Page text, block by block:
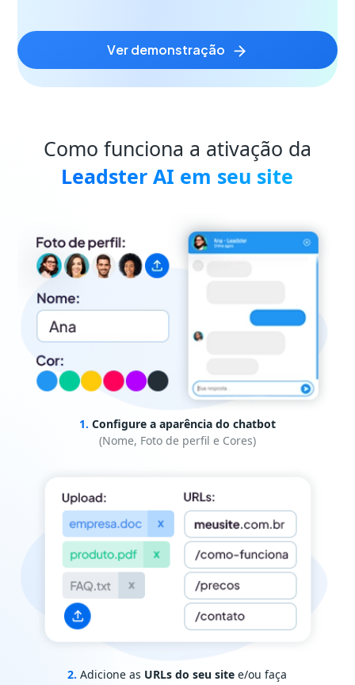
ver demonstração
Como funciona a ativação da
Leadster AI em seu site
1. Configure a aparência do chatbot
(Nome, Foto de perfil e Cores)
2. Adicione as URLs do seu site e/ou faça